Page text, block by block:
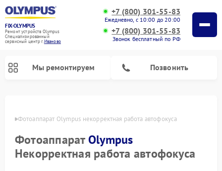
FIX-OLYMPUS
Ремонт устройств Olympus
Специализированный
cервисный центр г.Иваново
+7 (800) 301-55-83
Ежедневно, с 10:00 до 20:00
+7 (800) 301-55-83
Звонок бесплатный по РФ
Мы ремонтируем Позвонить
Фотоаппарат Olympus некорректная работа автофокуса
Фотоаппарат Olympus
Некорректная работа автофокуса